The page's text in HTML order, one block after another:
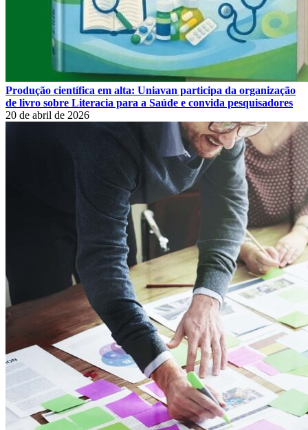
Produção científica em alta: Uniavan participa da organização
de livro sobre Literacia para a Saúde e convida pesquisadores
20 de abril de 2026